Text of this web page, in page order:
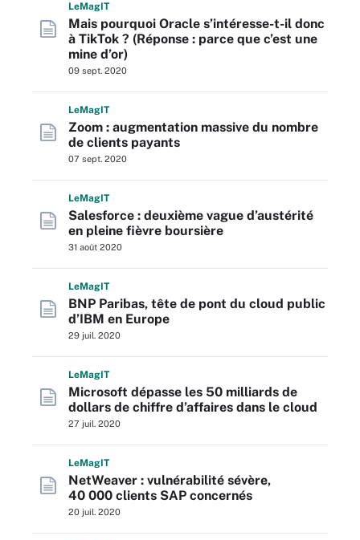
LeMagIT
Mais pourquoi Oracle s’intéresse-t-il donc
à TikTok ? (Réponse : parce que c’est une
mine d’or)
09 sept. 2020
LeMagIT
Zoom : augmentation massive du nombre
de clients payants
07 sept. 2020
LeMagIT
Salesforce : deuxième vague d’austérité
en pleine fièvre boursière
31 août 2020
LeMagIT
BNP Paribas, tête de pont du cloud public
d’IBM en Europe
29 juil. 2020
LeMagIT
Microsoft dépasse les 50 milliards de
dollars de chiffre d’affaires dans le cloud
27 juil. 2020
LeMagIT
NetWeaver : vulnérabilité sévère,
40 000 clients SAP concernés
20 juil. 2020